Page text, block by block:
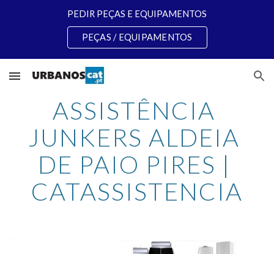
PEDIR PEÇAS E EQUIPAMENTOS
PEÇAS / EQUIPAMENTOS
ASSISTÊNCIA
JUNKERS ALDEIA
DE PAIO PIRES |
CATASSISTENCIA